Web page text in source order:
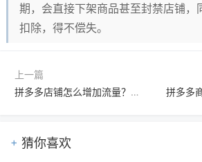
期，会直接下架商品甚至封禁店铺，
扣除，得不偿失。
上一篇
拼多多店铺怎么增加流量？有哪些实用有效的方法？
猜你喜欢